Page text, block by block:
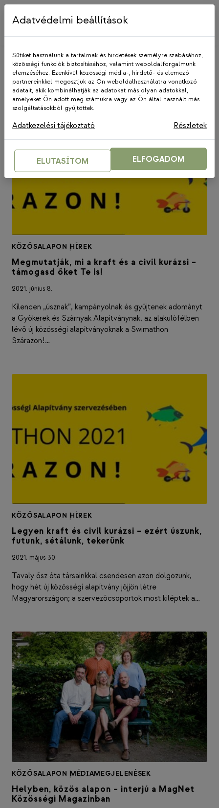
Skip
KözösALAPON
KÖZÖSALAPON |
HÍREK
Megmutatják, mi a kraft és a civil kurázsi –
támogasd őket Te is!
2021. június 8.
Kilencen „úsznak”, kampányolnak és gyűjtenek adományt
a Gyökerek és Szárnyak Alapítványnak, az alakulófélben
lévő új közösségi alapítványoknak a Swimathon
Szárazon!…
KÖZÖSALAPON |
HÍREK
Legyen kraft és civil kurázsi – ezért úszunk,
futunk, sétálunk, tekerünk
2021. május 30.
Tavaly ősz óta társainkkal csendesen azon dolgozunk,
hogy hét új közösségi alapítvány jöjjön létre
Magyarországon; a szervezőcsoportok most kiléptek a…
KÖZÖSALAPON |
MÉDIAMEGJELENÉSEK
Helyben, közös alapon – interjú a MagNet
Közösségi Magazinban
Adatvédelmi beállítások
Sütiket használunk a tartalmak és hirdetések személyre szabásához,
közösségi funkciók biztosításához, valamint weboldalforgalmunk
elemzéséhez. Ezenkívül közösségi média-, hirdető- és elemező
partnereinkkel megosztjuk az Ön weboldalhasználatra vonatkozó
adatait, akik kombinálhatják az adatokat más olyan adatokkal,
amelyeket Ön adott meg számukra vagy az Ön által használt más
szolgáltatásokból gyűjtöttek.
Adatkezelési tájékoztató Részletek
ELUTASÍTOM ELFOGADOM